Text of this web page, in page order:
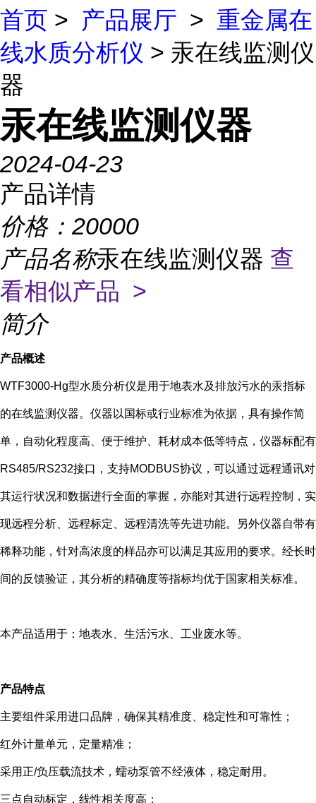
首页 > 产品展厅 > 重金属在
线水质分析仪 > 汞在线监测仪
器
汞在线监测仪器
2024-04-23
产品详情
价格： 20000
产品名称汞在线监测仪器 查
看相似产品 >
简介
产品概述
WTF3000-Hg型水质分析仪是用于地表水及排放污水的汞指标
的在线监测仪器。仪器以国标或行业标准为依据，具有操作简
单，自动化程度高、便于维护、耗材成本低等特点，仪器标配有
RS485/RS232接口，支持MODBUS协议，可以通过远程通讯对
其运行状况和数据进行全面的掌握，亦能对其进行远程控制，实
现远程分析、远程标定、远程清洗等先进功能。另外仪器自带有
稀释功能，针对高浓度的样品亦可以满足其应用的要求。经长时
间的反馈验证，其分析的精确度等指标均优于国家相关标准。
本产品适用于：地表水、生活污水、工业废水等。
产品特点
主要组件采用进口品牌，确保其精准度、稳定性和可靠性；
红外计量单元，定量精准；
采用正/负压载流技术，蠕动泵管不经液体，稳定耐用。
三点自动标定，线性相关度高；